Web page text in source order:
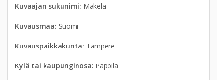
Kuvaajan sukunimi: Mäkelä
Kuvausmaa: Suomi
Kuvauspaikkakunta: Tampere
Kylä tai kaupunginosa: Pappila